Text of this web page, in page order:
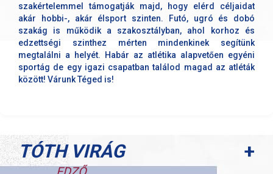
szakértelemmel támogatják majd, hogy elérd céljaidat
akár hobbi-, akár élsport szinten. Futó, ugró és dobó
szakág is működik a szakosztályban, ahol korhoz és
edzettségi szinthez mérten mindenkinek segítünk
megtalálni a helyét. Habár az atlétika alapvetően egyéni
sportág de egy igazi csapatban találod magad az atléták
között! Várunk Téged is!
TÓTH VIRÁG +